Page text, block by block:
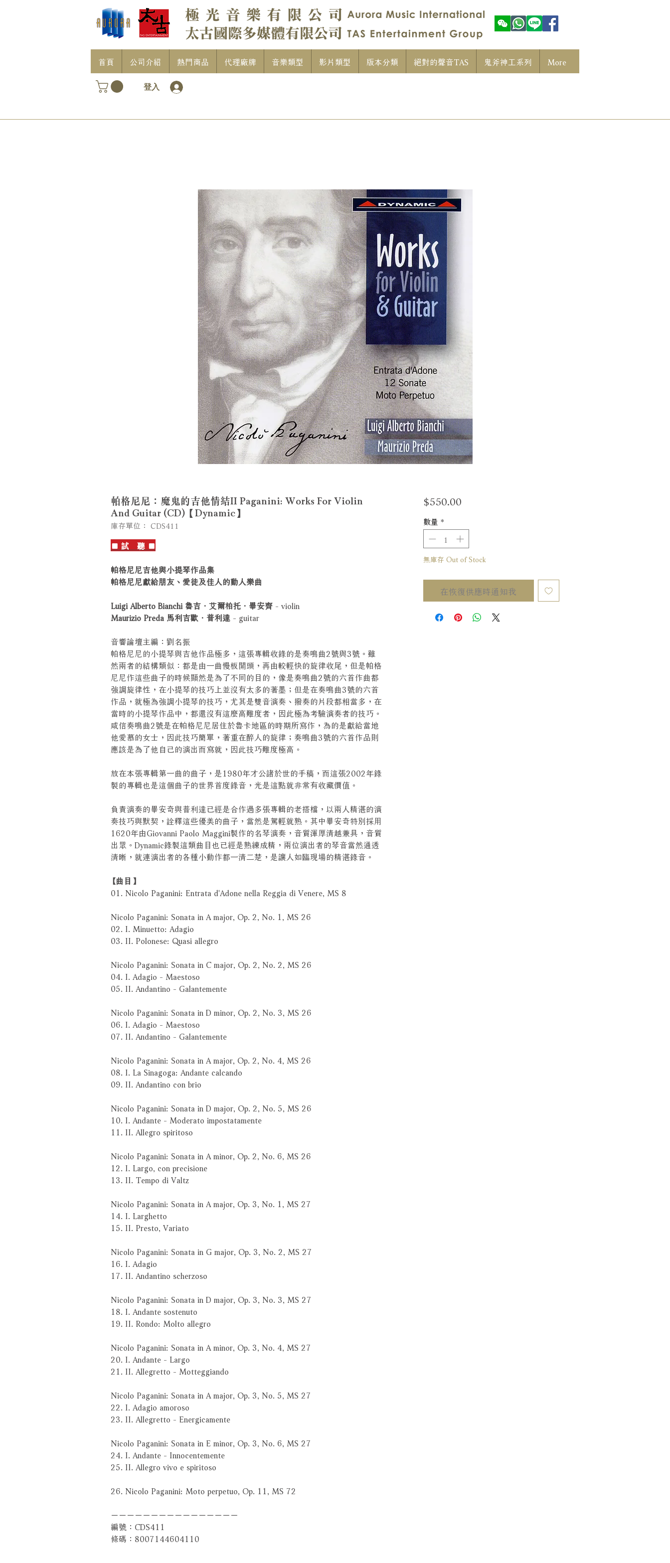
首頁 公司介紹 熱門商品 代理廠牌 音樂類型 影片類型 版本分類 絕對的聲音TAS 鬼斧神工系列 More
登入
帕格尼尼：魔鬼的吉他情結II Paganini: Works For Violin
And Guitar (CD)【Dynamic】
庫存單位： CDS411
■ 試 聽 ■
帕格尼尼吉他與小提琴作品集
帕格尼尼獻給朋友、愛徒及佳人的動人樂曲
Luigi Alberto Bianchi 魯吉．艾爾柏托．畢安齊 - violin
Maurizio Preda 馬利吉歡．普利達 - guitar
音響論壇主編：劉名振
帕格尼尼的小提琴與吉他作品極多，這張專輯收錄的是奏鳴曲2號與3號。雖
然兩者的結構類似：都是由一曲慢板開頭，再由較輕快的旋律收尾，但是帕格
尼尼作這些曲子的時候顯然是為了不同的目的，像是奏鳴曲2號的六首作曲都
強調旋律性，在小提琴的技巧上並沒有太多的著墨；但是在奏鳴曲3號的六首
作品，就極為強調小提琴的技巧，尤其是雙音演奏、撥奏的片段都相當多，在
當時的小提琴作品中，都還沒有這麼高難度者，因此極為考驗演奏者的技巧。
咸信奏鳴曲2號是在帕格尼尼居住於魯卡地區的時期所寫作，為的是獻給當地
他愛慕的女士，因此技巧簡單，著重在醉人的旋律；奏鳴曲3號的六首作品則
應該是為了他自己的演出而寫就，因此技巧難度極高。
放在本張專輯第一曲的曲子，是1980年才公諸於世的手稿，而這張2002年錄
製的專輯也是這個曲子的世界首度錄音，光是這點就非常有收藏價值。
負責演奏的畢安奇與普利達已經是合作過多張專輯的老搭檔，以兩人精湛的演
奏技巧與默契，詮釋這些優美的曲子，當然是駕輕就熟。其中畢安奇特別採用
1620年由Giovanni Paolo Maggini製作的名琴演奏，音質渾厚清越兼具，音質
出眾。Dynamic錄製這類曲目也已經是熟練成精，兩位演出者的琴音當然通透
清晰，就連演出者的各種小動作都一清二楚，是讓人如臨現場的精湛錄音。
【曲目】
01. Nicolo Paganini: Entrata d'Adone nella Reggia di Venere, MS 8
Nicolo Paganini: Sonata in A major, Op. 2, No. 1, MS 26
02. I. Minuetto: Adagio
03. II. Polonese: Quasi allegro
Nicolo Paganini: Sonata in C major, Op. 2, No. 2, MS 26
04. I. Adagio - Maestoso
05. II. Andantino - Galantemente
Nicolo Paganini: Sonata in D minor, Op. 2, No. 3, MS 26
06. I. Adagio - Maestoso
07. II. Andantino - Galantemente
Nicolo Paganini: Sonata in A major, Op. 2, No. 4, MS 26
08. I. La Sinagoga: Andante calcando
09. II. Andantino con brio
Nicolo Paganini: Sonata in D major, Op. 2, No. 5, MS 26
10. I. Andante - Moderato impostatamente
11. II. Allegro spiritoso
Nicolo Paganini: Sonata in A minor, Op. 2, No. 6, MS 26
12. I. Largo, con precisione
13. II. Tempo di Valtz
Nicolo Paganini: Sonata in A major, Op. 3, No. 1, MS 27
14. I. Larghetto
15. II. Presto, Variato
Nicolo Paganini: Sonata in G major, Op. 3, No. 2, MS 27
16. I. Adagio
17. II. Andantino scherzoso
Nicolo Paganini: Sonata in D major, Op. 3, No. 3, MS 27
18. I. Andante sostenuto
19. II. Rondo: Molto allegro
Nicolo Paganini: Sonata in A minor, Op. 3, No. 4, MS 27
20. I. Andante - Largo
21. II. Allegretto - Motteggiando
Nicolo Paganini: Sonata in A major, Op. 3, No. 5, MS 27
22. I. Adagio amoroso
23. II. Allegretto - Energicamente
Nicolo Paganini: Sonata in E minor, Op. 3, No. 6, MS 27
24. I. Andante - Innocentemente
25. II. Allegro vivo e spiritoso
26. Nicolo Paganini: Moto perpetuo, Op. 11, MS 72
－－－－－－－－－－－－－－－－
編號：CDS411
條碼：8007144604110
$550.00價
數量 *
無庫存 Out of Stock
在恢復供應時通知我